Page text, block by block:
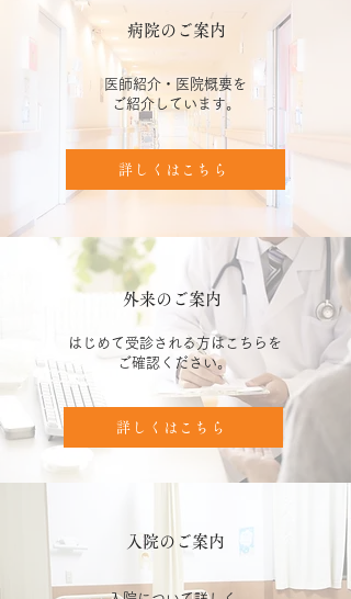
病院のご案内
医師紹介・医院概要を
ご紹介しています。
詳しくはこちら
外来のご案内
はじめて受診される方はこちらを
ご確認ください。
詳しくはこちら
入院のご案内